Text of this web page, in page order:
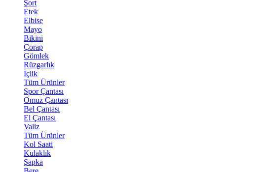
Şort
Etek
Elbise
Mayo
Bikini
Çorap
Gömlek
Rüzgarlık
İçlik
Tüm Ürünler
Spor Çantası
Omuz Çantası
Bel Çantası
El Çantası
Valiz
Tüm Ürünler
Kol Saati
Kulaklık
Şapka